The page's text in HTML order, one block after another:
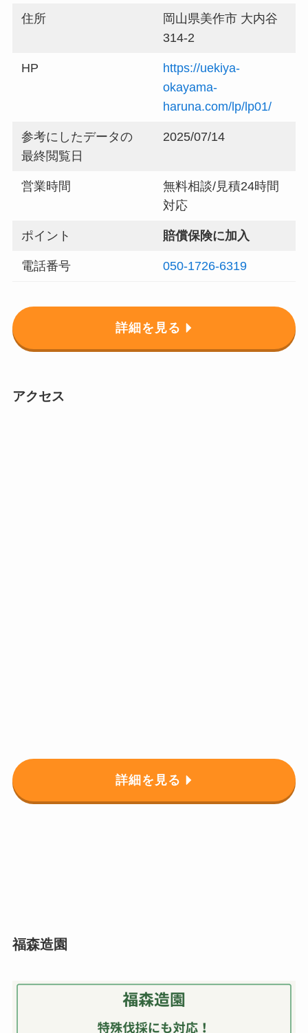
住所
岡山県美作市 大内谷
314-2
HP
https://uekiya-
okayama-
haruna.com/lp/lp01/
参考にしたデータの
最終閲覧日
2025/07/14
営業時間
無料相談/見積24時間
対応
ポイント 賠償保険に加入
電話番号 050-1726-6319
詳細を見る
アクセス
詳細を見る
福森造園